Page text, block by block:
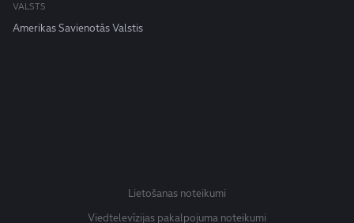
VALSTS
Amerikas Savienotās Valstis
Lietošanas noteikumi
Viedtelevīzijas pakalpojuma noteikumi